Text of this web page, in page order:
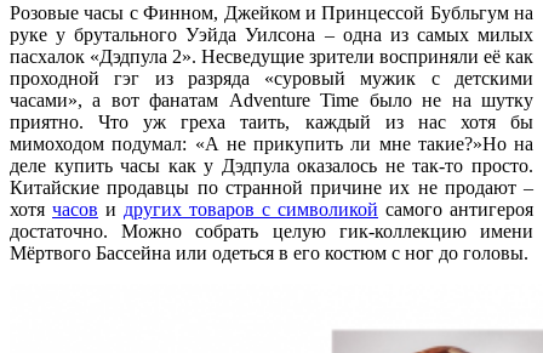
Розовые часы с Финном, Джейком и Принцессой Бубльгум на
руке у брутального Уэйда Уилсона – одна из самых милых
пасхалок «Дэдпула 2». Несведущие зрители восприняли её как
проходной гэг из разряда «суровый мужик с детскими
часами», а вот фанатам Adventure Time было не на шутку
приятно. Что уж греха таить, каждый из нас хотя бы
мимоходом подумал: «А не прикупить ли мне такие?»Но на
деле купить часы как у Дэдпула оказалось не так-то просто.
Китайские продавцы по странной причине их не продают –
хотя часов и других товаров с символикой самого антигероя
достаточно. Можно собрать целую гик-коллекцию имени
Мёртвого Бассейна или одеться в его костюм с ног до головы.